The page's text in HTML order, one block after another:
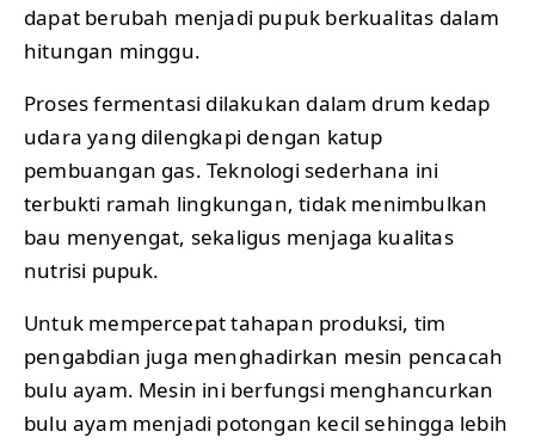
dapat berubah menjadi pupuk berkualitas dalam
hitungan minggu.
Proses fermentasi dilakukan dalam drum kedap
udara yang dilengkapi dengan katup
pembuangan gas. Teknologi sederhana ini
terbukti ramah lingkungan, tidak menimbulkan
bau menyengat, sekaligus menjaga kualitas
nutrisi pupuk.
Untuk mempercepat tahapan produksi, tim
pengabdian juga menghadirkan mesin pencacah
bulu ayam. Mesin ini berfungsi menghancurkan
bulu ayam menjadi potongan kecil sehingga lebih